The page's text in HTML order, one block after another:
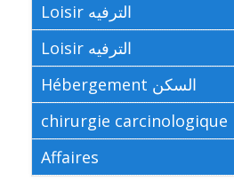
Loisir الترفيه
Loisir الترفيه
Hébergement السكن
chirurgie carcinologique
Affaires